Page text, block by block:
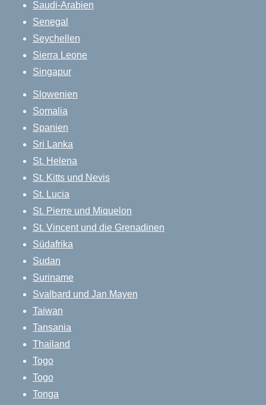
Saudi-Arabien
Senegal
Seychellen
Sierra Leone
Singapur
Slowenien
Somalia
Spanien
Sri Lanka
St. Helena
St. Kitts und Nevis
St. Lucia
St. Pierre und Miquelon
St. Vincent und die Grenadinen
Südafrika
Sudan
Suriname
Svalbard und Jan Mayen
Taiwan
Tansania
Thailand
Togo
Togo
Tonga